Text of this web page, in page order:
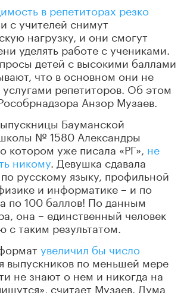
в репетиторах резко
с учителей снимут
нагрузку, и они смогут
уделять работе с учениками.
детей с высокими баллами
что в основном они не
услугами репетиторов. Об этом
Анзор Музаев.
Бауманской
№ 1580 Александры
котором уже писала «РГ», не
никому . Девушка сдавала
русскому языку, профильной
и информатике – и по
по 100 баллов! По данным
она – единственный человек
с таким результатом.
увеличил бы число
выпускников по меньшей мере
не знают о нем и никогда на
считает Музаев. Дума